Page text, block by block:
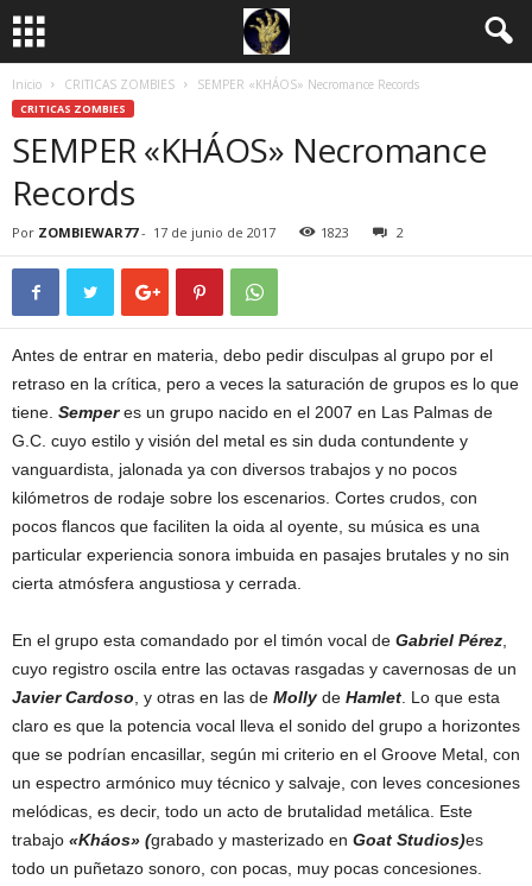
Inicio CRITICAS ZOMBIES SEMPER «KHÁOS» Necromance Records
CRITICAS ZOMBIES
SEMPER «KHÁOS» Necromance
Records
Por ZOMBIEWAR77- 17 de junio de 2017 1823 2
Antes de entrar en materia, debo pedir disculpas al grupo por el
retraso en la crítica, pero a veces la saturación de grupos es lo que
tiene. Semperes un grupo nacido en el 2007 en Las Palmas de
G.C. cuyo estilo y visión del metal es sin duda contundente y
vanguardista, jalonada ya con diversos trabajos y no pocos
kilómetros de rodaje sobre los escenarios. Cortes crudos, con
pocos flancos que faciliten la oida al oyente, su música es una
particular experiencia sonora imbuida en pasajes brutales y no sin
cierta atmósfera angustiosa y cerrada.
En el grupo esta comandado por el timón vocal de Gabriel Pérez
cuyo registro oscila entre las octavas rasgadas y cavernosas de un
Javier Cardoso , y otras en las de Molly de Hamlet . Lo que esta
claro es que la potencia vocal lleva el sonido del grupo a horizontes
que se podrían encasillar, según mi criterio en el Groove Metal, con
un espectro armónico muy técnico y salvaje, con leves concesiones
melódicas, es decir, todo un acto de brutalidad metálica. Este
trabajo «Kháos» (grabado y masterizado en Goat Studios)es
todo un puñetazo sonoro, con pocas, muy pocas concesiones.